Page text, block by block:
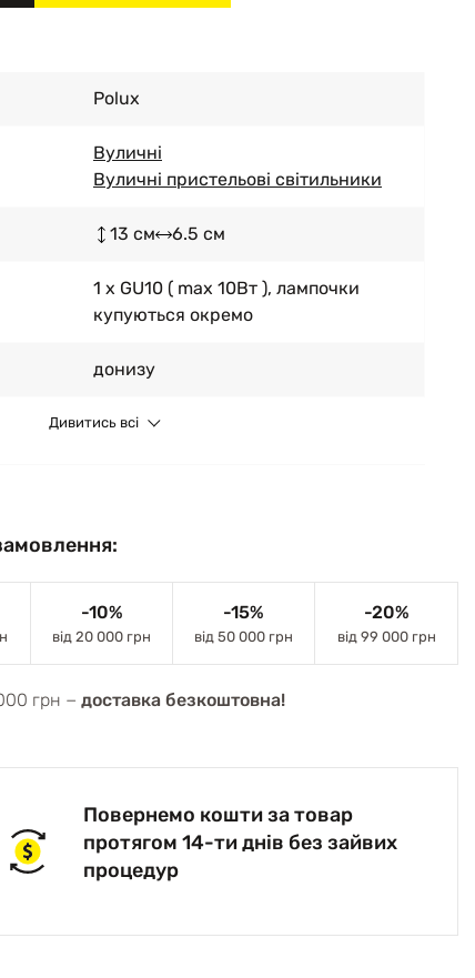
Polux
Вуличні
Вуличні пристельові світильники
13 см 6.5 см
1 x GU10 ( max 10Вт ), лампочки
купуються окремо
донизу
Дивитись всі
-10%
від 20 000 грн
-15%
від 50 000 грн
-20%
від 99 000 грн
грн − доставка безкоштовна!
Повернемо кошти за товар
протягом 14-ти днів без зайвих
процедур